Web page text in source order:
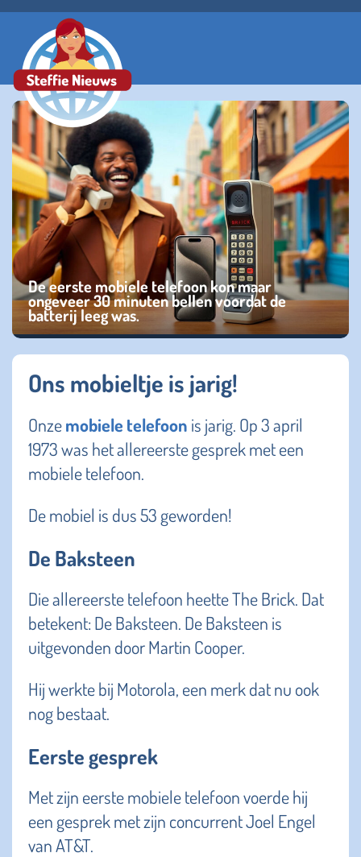
De eerste mobiele telefoon kon maar
ongeveer 30 minuten bellen voordat de
batterij leeg was.
Ons mobieltje is jarig!
Onzemobiele telefoon is jarig. Op 3 april
1973 was het allereerste gesprek met een
mobiele telefoon.
De mobiel is dus 53 geworden!
De Baksteen
Die allereerste telefoon heette The Brick. Dat
betekent: De Baksteen. De Baksteen is
uitgevonden door Martin Cooper.
Hij werkte bij Motorola, een merk dat nu ook
nog bestaat.
Eerste gesprek
Met zijn eerste mobiele telefoon voerde hij
een gesprek met zijn concurrent Joel Engel
van AT&T.